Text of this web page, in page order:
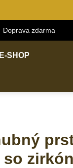
Doprava zdarma
E-SHOP
so